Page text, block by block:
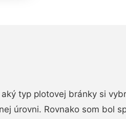
typ plotovej bránky si
úrovni. Rovnako som bol